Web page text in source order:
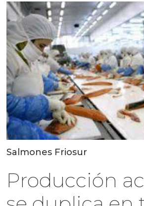
Salmones Friosur
Producción